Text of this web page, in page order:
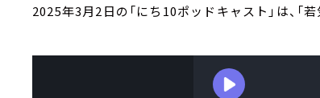
2025年3月2日の「にち10ポッドキャスト」は、「